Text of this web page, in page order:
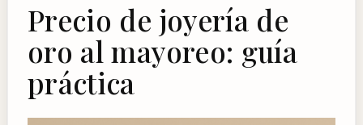
Precio de joyería de
oro al mayoreo: guía
práctica